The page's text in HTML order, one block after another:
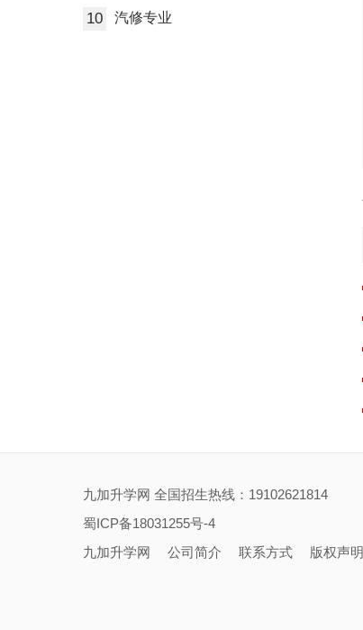
10 汽修专业
九加升学网 全国招生热线：19102621814
蜀ICP备18031255号-4
九加升学网
公司简介 联系方式 版权声明